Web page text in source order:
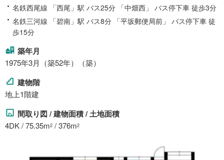
名鉄西尾線 「西尾」駅 バス25分 「中畑西」 バス停下車 徒歩3分
名鉄三河線 「碧南」駅 バス8分 「平坂郵便局前」 バス停下車 徒
歩15分
築年月
1975年3月（築52年）（築）
建物階
地上1階建
間取り図 / 建物面積 / 土地面積
4DK / 75.35m2 / 376m2